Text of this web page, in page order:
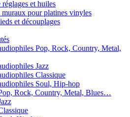
et huiles
muraux pour platines vinyles
et découplages
Pop, Rock, Country, Metal,
Jazz
Classique
Soul, Hip-hop
Rock, Country, Metal, Blues…